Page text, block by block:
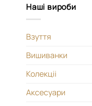
Наші вироби
Взуття
Вишиванки
Колекціі
Аксесуари